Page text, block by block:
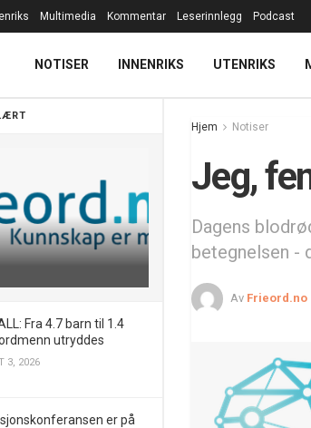
Fra 4.7 barn til 1.4
utryddes
3, 2026
er på
Multimedia Kommentar Leserinnlegg Podcast
NOTISER INNENRIKS UTENRIKS
Hjem Notiser
Jeg,
Dagens
betegnelsen -
Av Frieord.no